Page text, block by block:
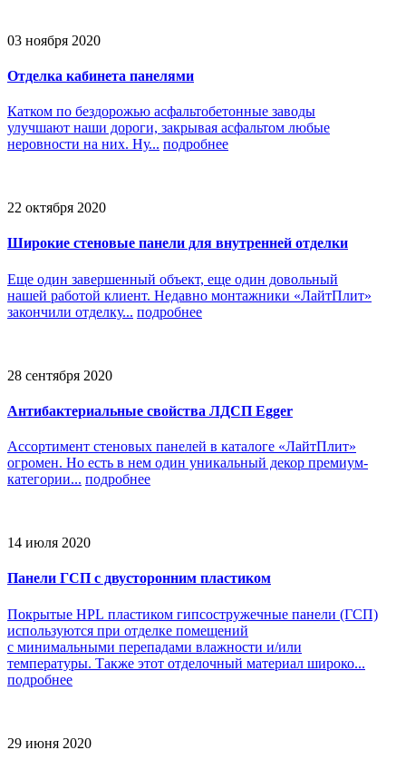
03 ноября 2020
Отделка кабинета панелями
Катком по бездорожью асфальтобетонные заводы
улучшают наши дороги, закрывая асфальтом любые
неровности на них. Ну... подробнее
22 октября 2020
Широкие стеновые панели для внутренней отделки
Еще один завершенный объект, еще один довольный
нашей работой клиент. Недавно монтажники «ЛайтПлит»
закончили отделку... подробнее
28 сентября 2020
Антибактериальные свойства ЛДСП Egger
Ассортимент стеновых панелей в каталоге «ЛайтПлит»
огромен. Но есть в нем один уникальный декор премиум-
категории... подробнее
14 июля 2020
Панели ГСП с двусторонним пластиком
Покрытые HPL пластиком гипсостружечные панели (ГСП)
используются при отделке помещений
с минимальными перепадами влажности и/или
температуры. Также этот отделочный материал широко...
подробнее
29 июня 2020